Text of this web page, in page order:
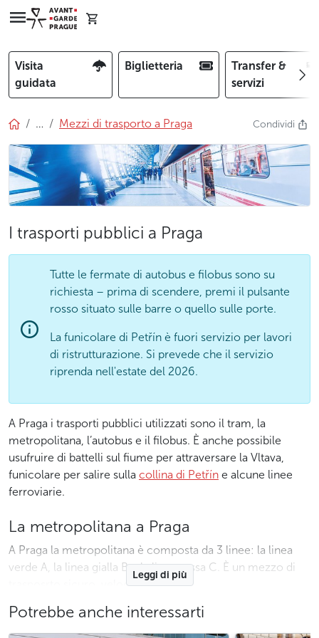
Visita
guidata
Biglietteria
Transfer &
servizi
… Mezzi di trasporto a Praga Condividi
I trasporti pubblici a Praga
Tutte le fermate di autobus e filobus sono su
richiesta – prima di scendere, premi il pulsante
rosso situato sulle barre o quello sulle porte.
La funicolare di Petřín è fuori servizio per lavori
di ristrutturazione. Si prevede che il servizio
riprenda nell'estate del 2026.
A Praga i trasporti pubblici utilizzati sono il tram, la
metropolitana, l’autobus e il filobus. È anche possibile
usufruire di battelli sul fiume per attraversare la Vltava,
funicolare per salire sulla collina di Petřín e alcune linee
ferroviarie.
La metropolitana a Praga
A Praga la metropolitana è composta da 3 linee: la linea
verde A, la linea gialla B e la linea rossa C. È un mezzo di
trasposrto sicuro, veloce e puntuale.
La metropolitana a Praga funziona dalle 4:40 alle 00:45
circa, sapendo che l’ultima metro parte dai rispettivi
Leggi di più
Potrebbe anche interessarti